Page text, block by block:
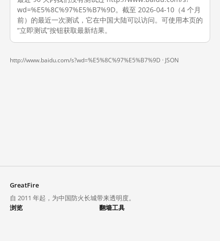
wd=%E5%8C%97%E5%B7%9D。截至 2026-04-10（4 个月
前）的最近一次测试，它在中国大陆可以访问。可使用本页的
“立即测试”按钮获取最新结果。
http://www.baidu.com/s?wd=%E5%8C%97%E5%B7%9D · JSON
GreatFire
自 2011 年起，为中国防火长城带来透明度。
浏览
翻墙工具